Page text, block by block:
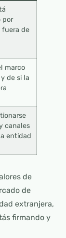
por
fuera de
marco
de si la
canales
entidad
de
de
extranjera,
firmando y